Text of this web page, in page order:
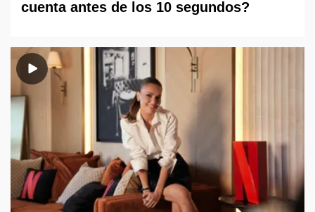
cuenta antes de los 10 segundos?